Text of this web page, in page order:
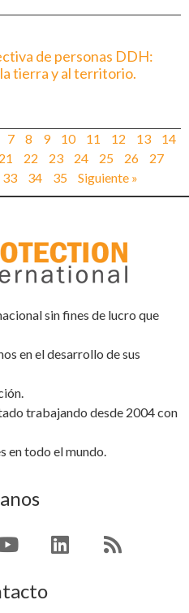
de personas DDH:
tierra y al territorio.
7 8 9 10 11 12 13
14
21 22 23 24 25 26
27
33 34 35 Siguiente »
sin fines de lucro que
en el desarrollo de sus
trabajando desde 2004 con
en todo el mundo.